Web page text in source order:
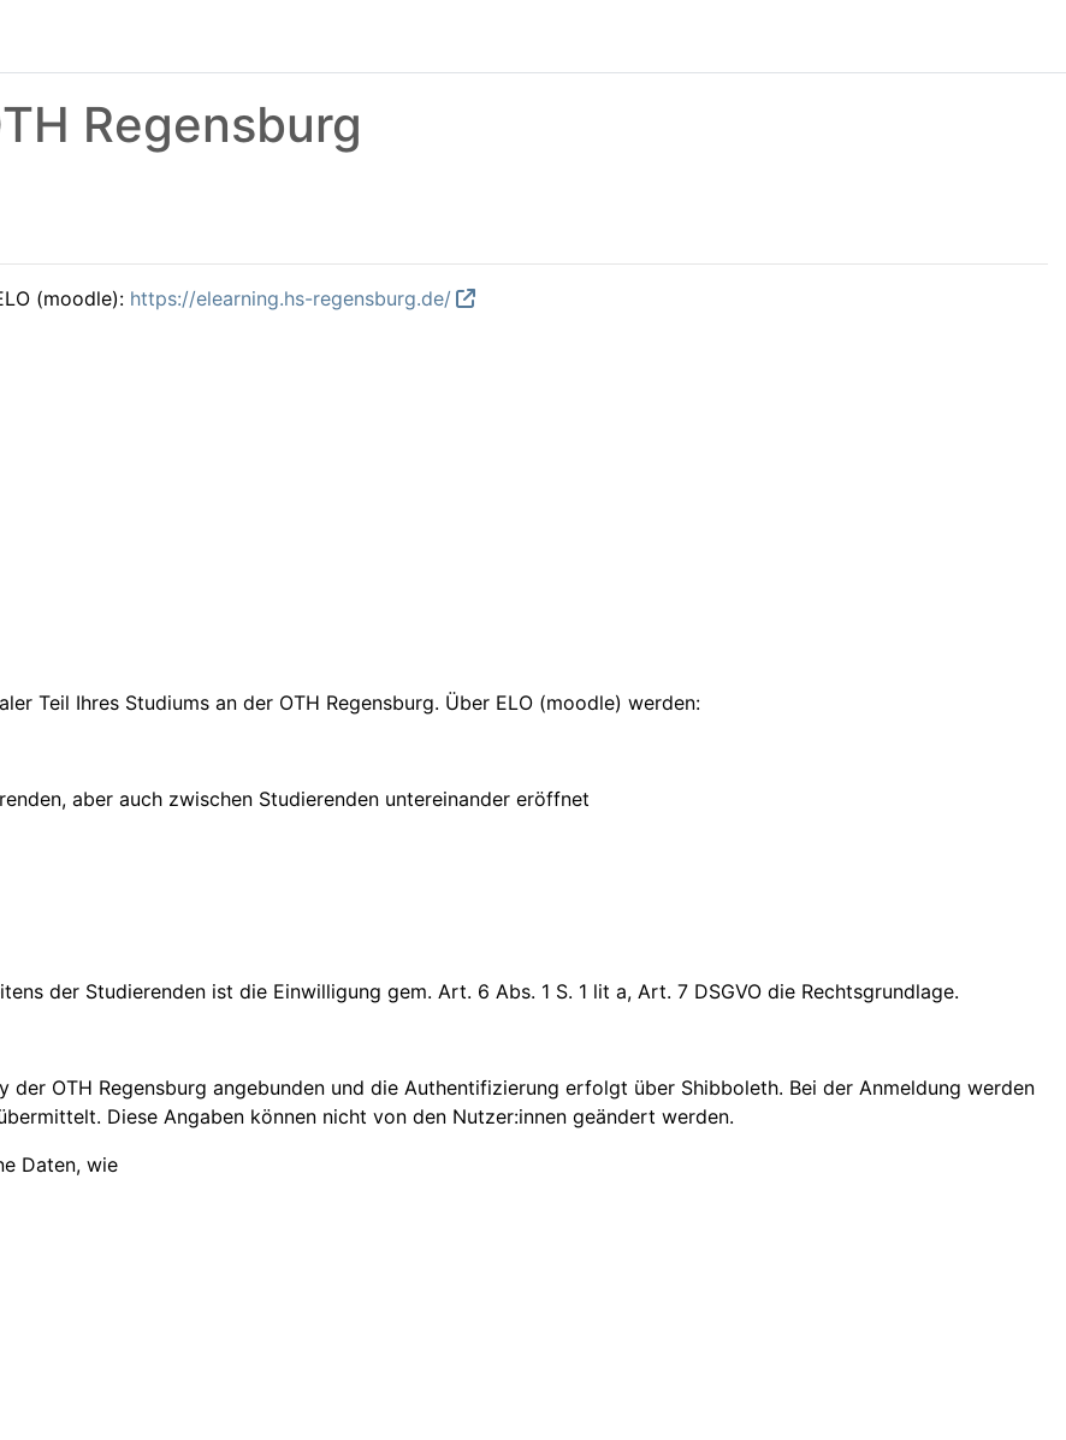
Regensburg
(moodle): https://elearning.hs-regensburg.de/
Teil Ihres Studiums an der OTH Regensburg. Über ELO (moodle) werden:
aber auch zwischen Studierenden untereinander eröffnet
der Studierenden ist die Einwilligung gem. Art. 6 Abs. 1 S. 1 lit a, Art. 7 DSGVO die Rechtsgrundlage.
OTH Regensburg angebunden und die Authentifizierung erfolgt über Shibboleth. Bei der Anmeldung werden
Diese Angaben können nicht von den Nutzer:innen geändert werden.
Daten, wie